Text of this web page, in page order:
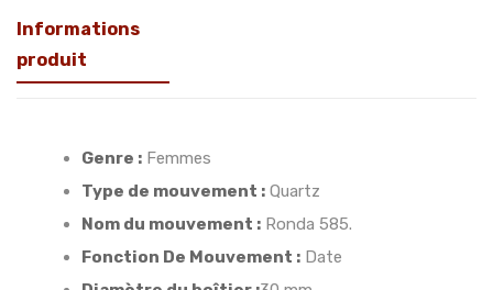
Informations
produit
Genre : Femmes
Type de mouvement : Quartz
Nom du mouvement : Ronda 585.
Fonction De Mouvement : Date